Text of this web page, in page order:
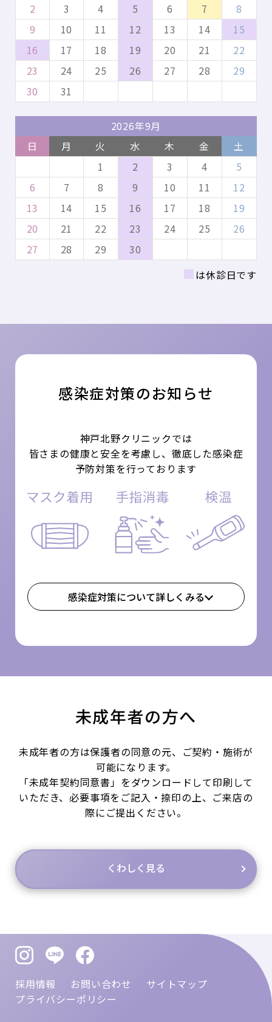
2
3 4 5 6 7
8
9
10 11 12 13 14
15
16
17 18 19 20 21
22
23
24 25 26 27 28
29
30
31
2026年9月
日
月 火 水 木 金
土
1
2 3 4
5
6
7 8 9 10 11
12
13
14 15 16 17 18
19
20
21 22 23 24 25
26
27
28 29 30
■は休診日です
感染症対策のお知らせ
神戸北野クリニックでは
皆さまの健康と安全を考慮し、徹底した感染症
予防対策を行っております
感染症対策について詳しくみる
未成年者の方へ
未成年者の方は保護者の同意の元、ご契約・施術が
可能になります。
「未成年契約同意書」をダウンロードして印刷して
いただき、必要事項をご記入・捺印の上、ご来店の
際にご提出ください。
くわしく見る
採用情報 お問い合わせ
サイトマップ
プライバシーポリシー